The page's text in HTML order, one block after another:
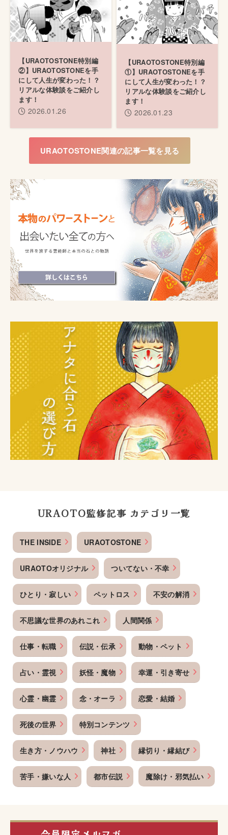
【URAOTOSTONE特別編
②】URAOTOSTONEを手
にして人生が変わった！？
リアルな体験談をご紹介し
ます！
2026.01.26
【URAOTOSTONE特別編
①】URAOTOSTONEを手
にして人生が変わった！？
リアルな体験談をご紹介し
ます！
2026.01.23
URAOTOSTONE関連の記事一覧を見る
URAOTO監修記事 カテゴリ一覧
THE INSIDE URAOTOSTONE
URAOTOオリジナル ついてない・不幸
ひとり・寂しい ペットロス 不安の解消
不思議な世界のあれこれ 人間関係
仕事・転職 伝説・伝承 動物・ペット
占い・霊視 妖怪・魔物 幸運・引き寄せ
心霊・幽霊 念・オーラ 恋愛・結婚
死後の世界 特別コンテンツ
生き方・ノウハウ 神社 縁切り・縁結び
苦手・嫌いな人 都市伝説 魔除け・邪気払い